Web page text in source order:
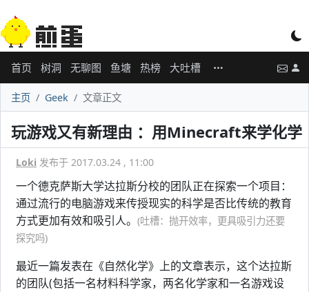
首页 树洞 无聊图 鱼塘 热榜 大吐槽
主页 Geek 文章正文
玩游戏又有新理由 ：用Minecraft来学化学
Loki 发布于 2017.03.24 , 11:00
一个德克萨斯大学达拉斯分校的团队正在探索一个项目：
通过流行的电脑游戏来传授现实的科学是否比传统的教育
方式更加有效和吸引人。 (吐槽：抛开效率，更具吸引力还要
探究吗)
最近一篇发表在《自然化学》上的文章表示，这个达拉斯
的团队(包括一名材料科学家，两名化学家和一名游戏设